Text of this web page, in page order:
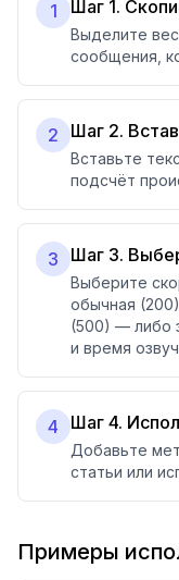
1 Шаг 1.
Выделите
сообщения,
2 Шаг 2.
Вставьте
подсчёт
3 Шаг 3.
Выберите
обычная
(500) — либо
и время
4 Шаг 4.
Добавьте
статьи или
Примеры